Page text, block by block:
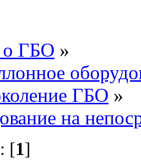
ГБО »
ГБО »
на
[1]